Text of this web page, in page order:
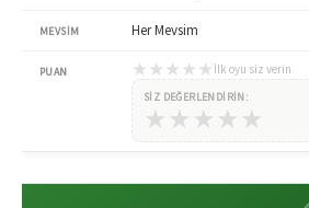
MEVSIM Her Mevsim
PUAN ★ ★ ★ ★ ★ İlk oyu siz verin
SIZ DEĞERLENDIRIN:
★ ★ ★ ★ ★